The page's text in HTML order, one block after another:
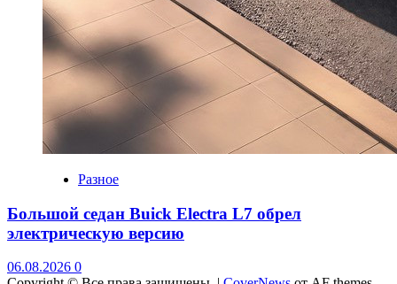
Разное
Большой седан Buick Electra L7 обрел
электрическую версию
06.08.2026 0